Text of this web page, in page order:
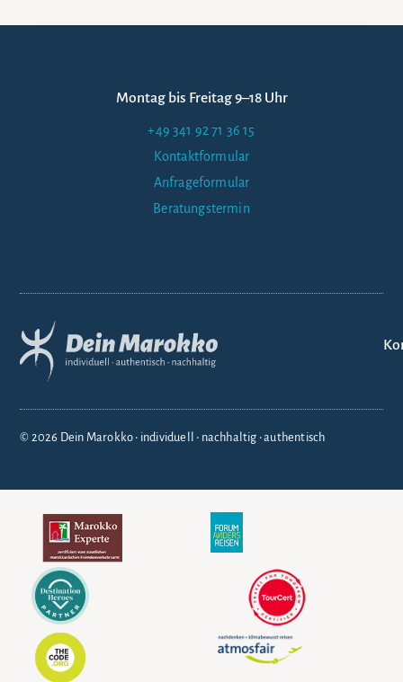
Montag bis Freitag 9–18 Uhr
+49 341 92 71 36 15
Kontaktformular
Anfrageformular
Beratungstermin
© 2026 Dein Marokko • individuell • nachhaltig • authentisch